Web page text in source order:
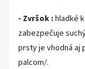
- Zvršok : hladké
zabezpečuje
prsty je vhodná aj
palcom/.